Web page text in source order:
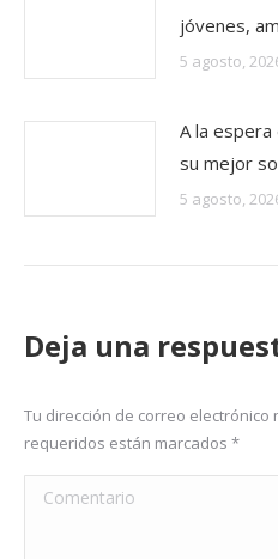
jóvenes,
5 agosto,
A la espera
su mejor
5 agosto,
Deja una
Tu dirección de correo electrónico
requeridos están marcados *
Comentario